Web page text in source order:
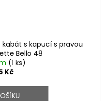
s kapucí s pravou
Bello 48
(1 ks)
Kč